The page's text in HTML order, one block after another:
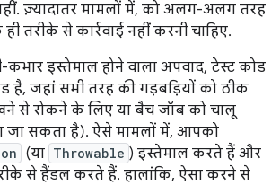
ज़्यादातर मामलों में, को अलग-अलग तरह
तरीके से कार्रवाई नहीं करनी चाहिए.
इस्तेमाल होने वाला अपवाद, टेस्ट कोड
है, जहां सभी तरह की गड़बड़ियों को ठीक
से रोकने के लिए या बैच जॉब को चालू
जा सकता है). ऐसे मामलों में, आपको
(या Throwable ) इस्तेमाल करते हैं और
से हैंडल करते हैं. हालांकि, ऐसा करने से